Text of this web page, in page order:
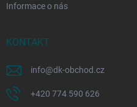
Informace o nás
KONTAKT
info@dk-obchod.cz
+420 774 590 626